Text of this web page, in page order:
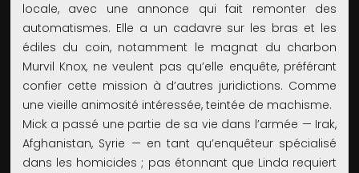
locale, avec une annonce qui fait remonter des
automatismes. Elle a un cadavre sur les bras et les
édiles du coin, notamment le magnat du charbon
Murvil Knox, ne veulent pas qu’elle enquête, préférant
confier cette mission à d’autres juridictions. Comme
une vieille animosité intéressée, teintée de machisme.
Mick a passé une partie de sa vie dans l’armée — Irak,
Afghanistan, Syrie — en tant qu’enquêteur spécialisé
dans les homicides ; pas étonnant que Linda requiert